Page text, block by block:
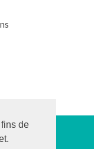
de